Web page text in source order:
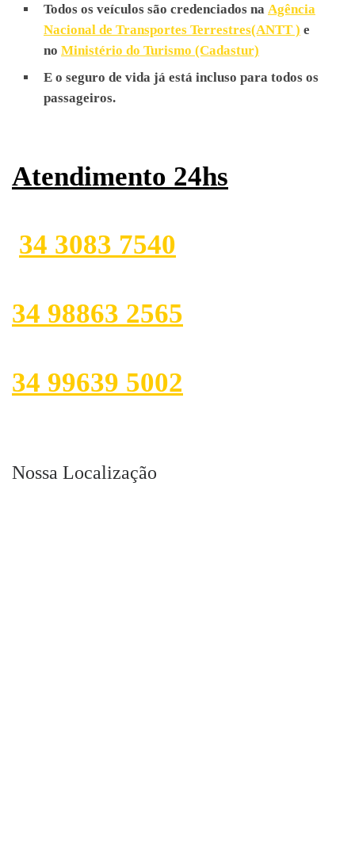
Todos os veículos são credenciados na Agência
Nacional de Transportes Terrestres(ANTT ) e
no Ministério do Turismo (Cadastur)
E o seguro de vida já está incluso para todos os
passageiros.
Atendimento 24hs
34 3083 7540
34 98863 2565
34 99639 5002
Nossa Localização